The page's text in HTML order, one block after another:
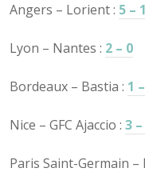
Angers – Lorient : 5 – 1
Lyon – Nantes : 2 – 0
Bordeaux – Bastia : 1
Nice – GFC Ajaccio : 3
Paris Saint-Germain –